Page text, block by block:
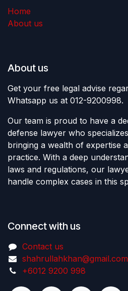
Home
About us
About us
Get your free legal advise
Whatsapp us at 012-9200998.
Our team is proud to have a
defense lawyer who
bringing a wealth of expertise
practice. With a deep
laws and regulations, our
handle complex cases in this
Connect with us
Contact us
shahrullahkhan@gmail.com
+6012 9200 998